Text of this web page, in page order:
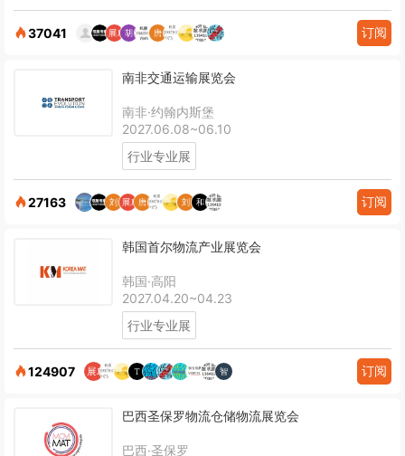
37041 订阅
南非交通运输展览会
南非·约翰内斯堡
2027.06.08~06.10
行业专业展
27163 订阅
韩国首尔物流产业展览会
韩国·高阳
2027.04.20~04.23
行业专业展
124907 订阅
巴西圣保罗物流仓储物流展览会
巴西·圣保罗